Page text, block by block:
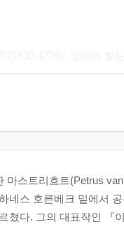
마스트리흐트(Petrus
네스 호른베크 밑에서
쳤다. 그의 대표작인 『